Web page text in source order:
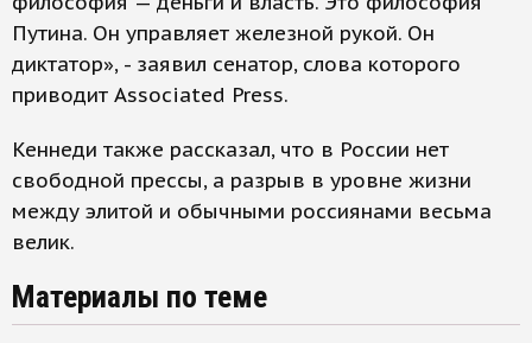
Путина. Он управляет железной рукой. Он
диктатор», - заявил сенатор, слова которого
приводит Associated Press.
Кеннеди также рассказал, что в России нет
свободной прессы, а разрыв в уровне жизни
между элитой и обычными россиянами весьма
велик.
Материалы по теме